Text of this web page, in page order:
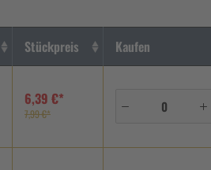
Stückpreis Kaufen
6,39 €*
7,99 €*